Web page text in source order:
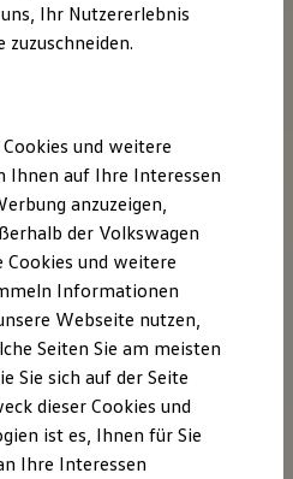
ID. Modelle
Winter
finden
Lebensdauer
Ihr Nutzererlebnis
zuzuschneiden.
und weitere
Ihnen auf Ihre Interessen
anzuzeigen,
der Volkswagen
Cookies und weitere
Informationen
Webseite nutzen,
Seiten Sie am meisten
Sie sich auf der Seite
dieser Cookies und
ist es, Ihnen für Sie
Ihre Interessen